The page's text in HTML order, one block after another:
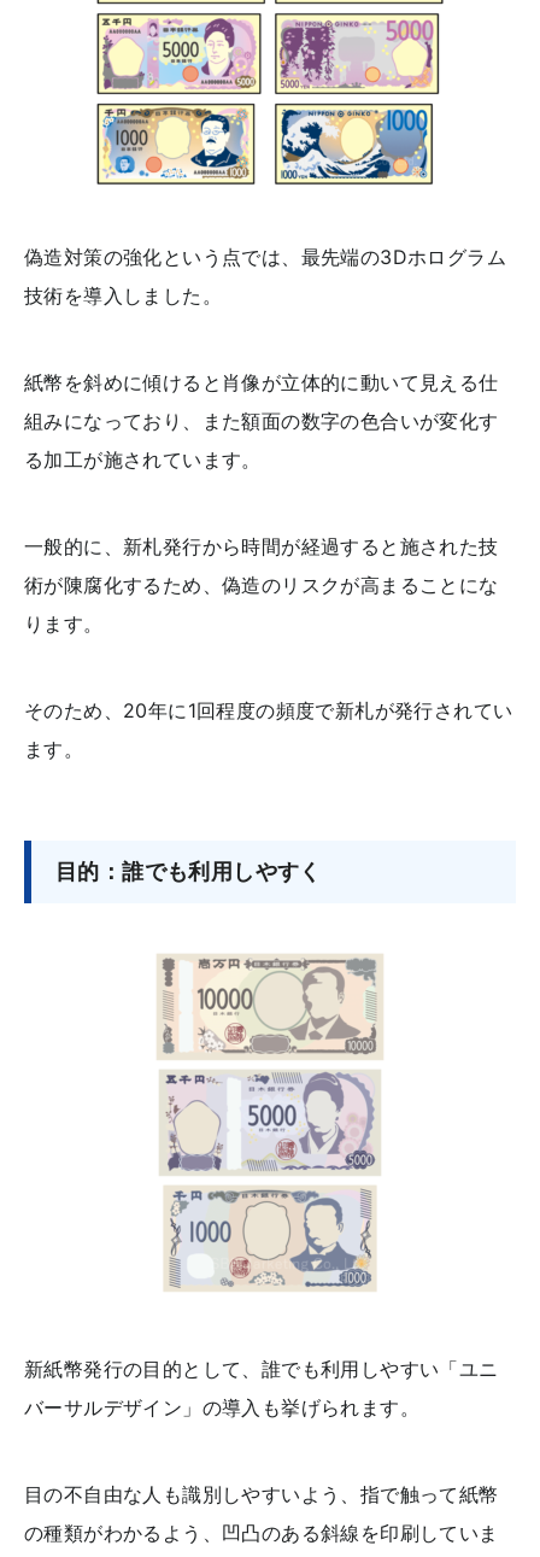
偽造対策の強化という点では、最先端の3Dホログラム
技術を導入しました。
紙幣を斜めに傾けると肖像が立体的に動いて見える仕
組みになっており、また額面の数字の色合いが変化す
る加工が施されています。
一般的に、新札発行から時間が経過すると施された技
術が陳腐化するため、偽造のリスクが高まることにな
ります。
そのため、20年に1回程度の頻度で新札が発行されてい
ます。
目的：誰でも利用しやすく
新紙幣発行の目的として、誰でも利用しやすい「ユニ
バーサルデザイン」の導入も挙げられます。
目の不自由な人も識別しやすいよう、指で触って紙幣
の種類がわかるよう、凹凸のある斜線を印刷していま